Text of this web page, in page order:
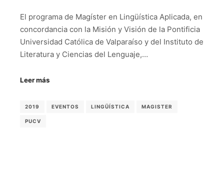
El programa de Magíster en Lingüística Aplicada, en
concordancia con la Misión y Visión de la Pontificia
Universidad Católica de Valparaíso y del Instituto de
Literatura y Ciencias del Lenguaje,…
Leer más
2019 EVENTOS LINGÜÍSTICA MAGISTER
PUCV